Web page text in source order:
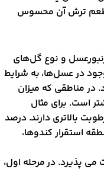
آن محسوس
و نوع گل‌های
به شرایط
که میزان
برای مثال
دارند. درصد
کندوها،
در مرحله اول،